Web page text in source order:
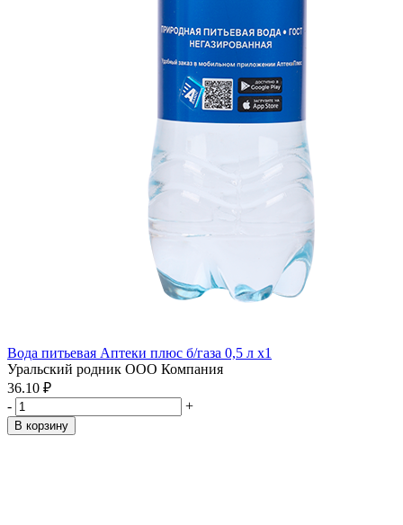
Вода питьевая Аптеки плюс б/газа 0,5 л x1
Уральский родник ООО Компания
36.10 ₽
-
+
В корзину